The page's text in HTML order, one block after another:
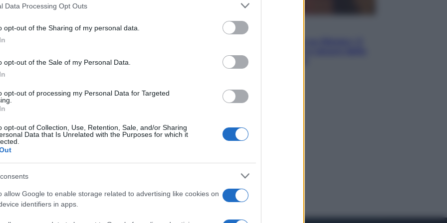
including but not limited to your visit or usage behaviour. You may click to grant or
to Google and its third-party tags to use your data for below specified purposes
consent section.
Data Processing Opt Outs
opt-out of the Sharing of my personal data.
opt-out of the Sale of my Personal Data.
opt-out of processing my Personal Data for Targeted
opt-out of Collection, Use, Retention, Sale, and/or Sharing
Data that Is Unrelated with the Purposes for which it
allow Google to enable storage related to advertising like cookies on
identifiers in apps.
alle 14, quando la giovane stava rientrando
l’ha attesa e le ha gettato addosso il liquido.
in suo soccorso.
dell’agguato; è l’ex della vittima, già
condannato ad un divieto di avvicinamento
Televisione
moda anni Ottanta